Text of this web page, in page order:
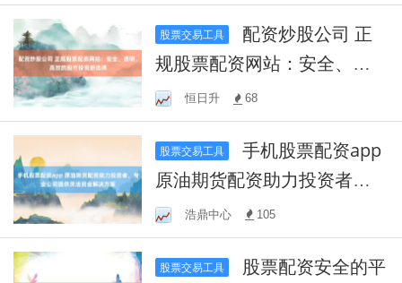
股票交易工具
规股票配资网站：安全、透
明、高效的股市投资新选择
恒日升 68
股票交易工具
手机股票配资app
原油期货配资助力投资者，
专业公司提供灵活资金解决
方案
浩鼎中心 105
股票交易工具